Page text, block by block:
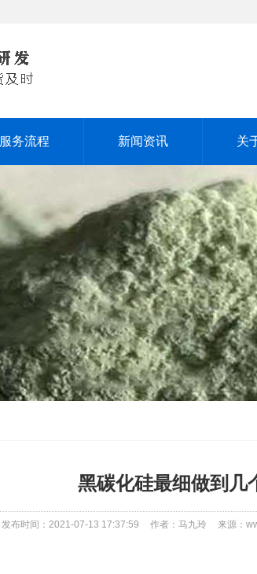
服务流程 新闻资讯 关
黑碳化硅最细做到几
发布时间：2021-07-13 17:37:59 作者：马九玲 来源：